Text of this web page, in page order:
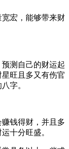
宏，能够带来财
测自己的财运起
旺且多又有伤官
字。
钱得财，并且多
十分旺盛。